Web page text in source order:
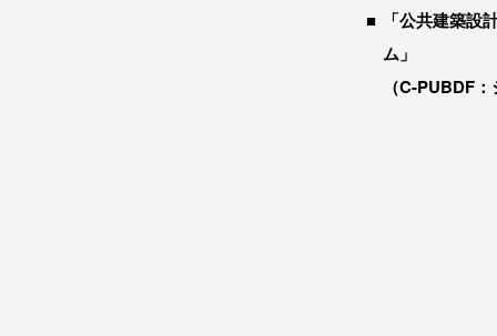
「公共建築設
ム」
（C-PUBDF